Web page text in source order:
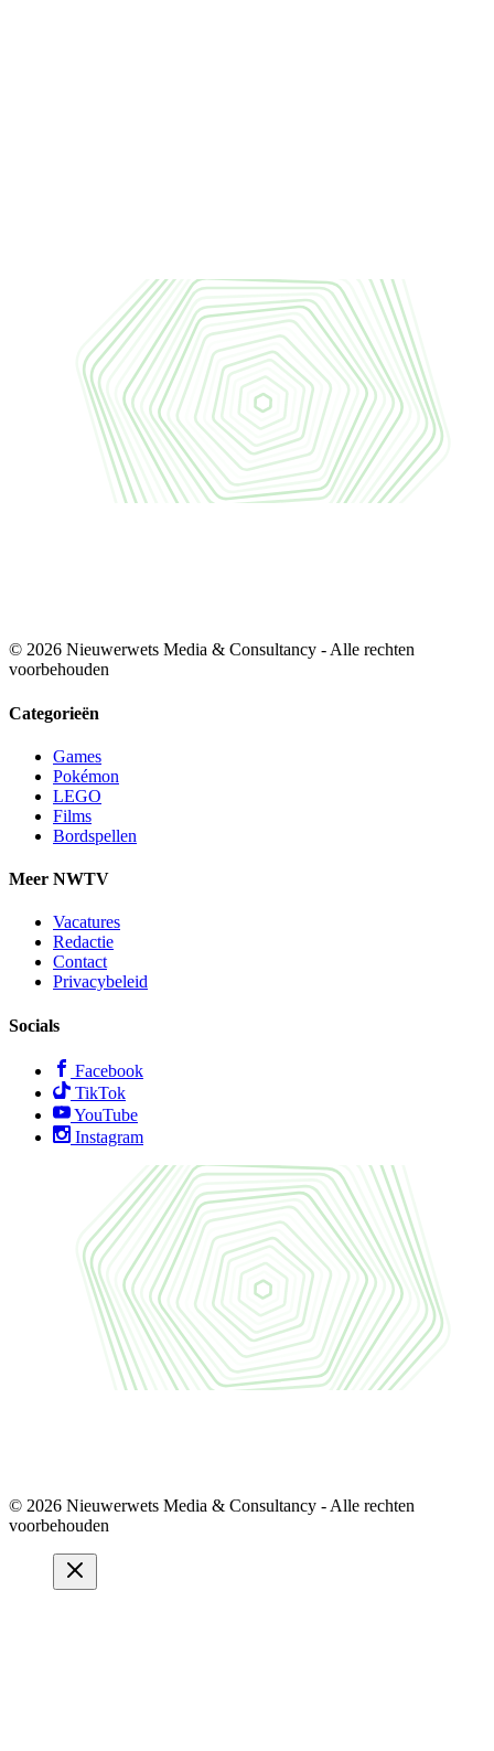
© 2026 Nieuwerwets Media & Consultancy - Alle rechten
voorbehouden
Categorieën
Games
Pokémon
LEGO
Films
Bordspellen
Meer NWTV
Vacatures
Redactie
Contact
Privacybeleid
Socials
Facebook
TikTok
YouTube
Instagram
© 2026 Nieuwerwets Media & Consultancy - Alle rechten
voorbehouden